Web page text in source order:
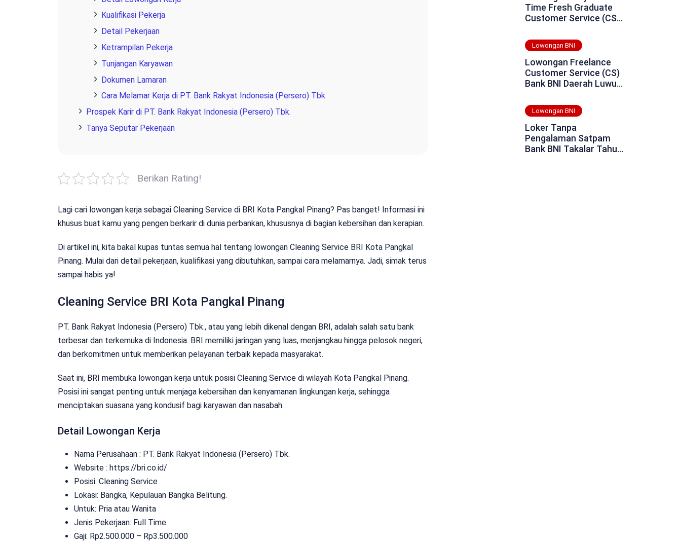
Kualifikasi Pekerja
Detail Pekerjaan
Ketrampilan Pekerja
Tunjangan Karyawan
Dokumen Lamaran
Cara Melamar Kerja di PT. Bank Rakyat Indonesia (Persero) Tbk.
Prospek Karir di PT. Bank Rakyat Indonesia (Persero) Tbk.
Tanya Seputar Pekerjaan
Berikan Rating!
Lagi cari lowongan kerja sebagai Cleaning Service di BRI Kota Pangkal Pinang? Pas banget! Informasi ini
khusus buat kamu yang pengen berkarir di dunia perbankan, khususnya di bagian kebersihan dan kerapian.
Di artikel ini, kita bakal kupas tuntas semua hal tentang lowongan Cleaning Service BRI Kota Pangkal
Pinang. Mulai dari detail pekerjaan, kualifikasi yang dibutuhkan, sampai cara melamarnya. Jadi, simak terus
sampai habis ya!
Cleaning Service BRI Kota Pangkal Pinang
PT. Bank Rakyat Indonesia (Persero) Tbk., atau yang lebih dikenal dengan BRI, adalah salah satu bank
terbesar dan terkemuka di Indonesia. BRI memiliki jaringan yang luas, menjangkau hingga pelosok negeri,
dan berkomitmen untuk memberikan pelayanan terbaik kepada masyarakat.
Saat ini, BRI membuka lowongan kerja untuk posisi Cleaning Service di wilayah Kota Pangkal Pinang.
Posisi ini sangat penting untuk menjaga kebersihan dan kenyamanan lingkungan kerja, sehingga
menciptakan suasana yang kondusif bagi karyawan dan nasabah.
Detail Lowongan Kerja
Nama Perusahaan : PT. Bank Rakyat Indonesia (Persero) Tbk.
Website : https://bri.co.id/
Posisi: Cleaning Service
Lokasi: Bangka, Kepulauan Bangka Belitung.
Untuk: Pria atau Wanita
Jenis Pekerjaan: Full Time
Gaji: Rp2.500.000 – Rp3.500.000
Time Fresh Graduate
Customer Service (CS)
Jaya Tahun 2025
Lowongan BNI
Lowongan Freelance
Customer Service (CS)
Bank BNI Daerah Luwu
Lowongan BNI
Loker Tanpa
Pengalaman Satpam
Bank BNI Takalar Tahun